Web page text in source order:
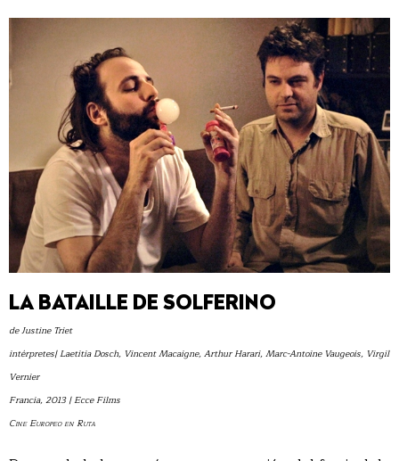
LA BATAILLE DE SOLFERINO
de Justine Triet
intérpretes| Laetitia Dosch, Vincent Macaigne, Arthur Harari, Marc-Antoine Vaugeois, Virgil
Vernier
Francia, 2013 | Ecce Films
Cine Europeo en Ruta